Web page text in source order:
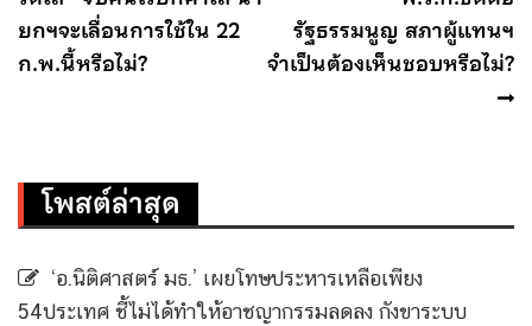
ยกฯจะเลื่อนการใช้ใน 22
ก.พ.นี้หรือไม่?
รัฐธรรมนูญ สภาผู้แทนฯ
จำเป็นต้องเห็นชอบหรือไม่?
โพสต์ล่าสุด
‘อ.นิติศาสตร์ มธ.’ เผยโทษประหารเหลือเพียง
54ประเทศ ชี้ไม่ได้ทำให้อาชญากรรมลดลง กังขาระบบ